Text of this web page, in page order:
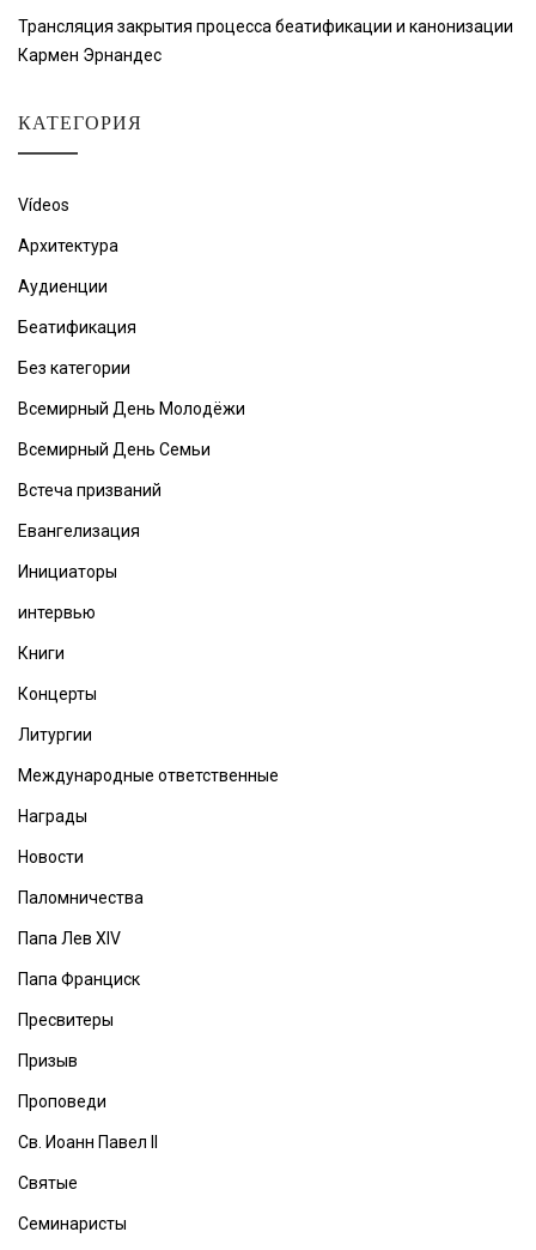
Трансляция закрытия процесса беатификации и канонизации
Кармен Эрнандес
КАТЕГОРИЯ
Vídeos
Архитектура
Аудиенции
Беатификация
Без категории
Всемирный День Молодёжи
Всемирный День Семьи
Встеча призваний
Евангелизация
Инициаторы
интервью
Книги
Концерты
Литургии
Международные ответственные
Награды
Новости
Паломничества
Папа Лев XIV
Папа Франциск
Пресвитеры
Призыв
Проповеди
Св. Иоанн Павел II
Святые
Семинаристы